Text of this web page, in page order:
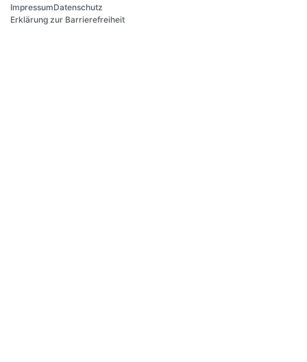
ImpressumDatenschutz
Erklärung zur Barrierefreiheit